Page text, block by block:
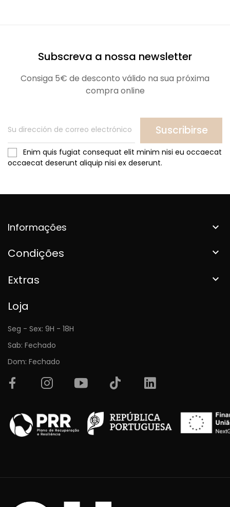
Subscreva a nossa newsletter
Consiga 5€ de desconto válido na sua próxima
compra online
Suscribirse
Enim quis fugiat consequat elit minim nisi eu occaecat
occaecat deserunt aliquip nisi ex deserunt.
Informações 
Condições 
Extras 
Loja
Seg - Sex: 9H - 18H
Sab: Fechado
Dom: Fechado